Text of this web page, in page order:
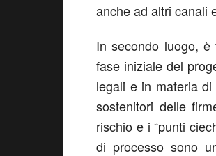
anche ad altri canali
In secondo luogo, è
fase iniziale del
legali e in materia
sostenitori delle
rischio e i “punti
di processo sono